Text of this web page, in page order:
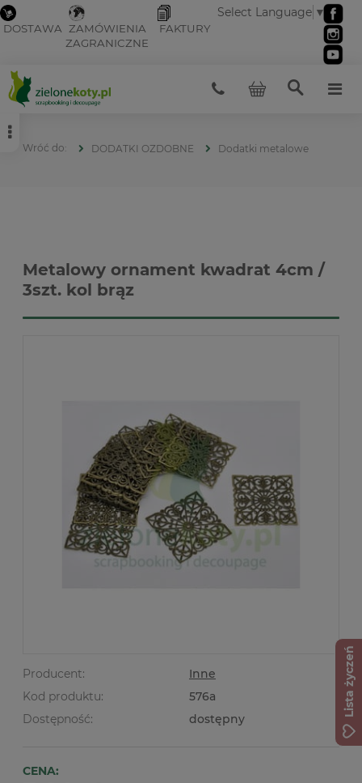
DOSTAWA ZAMÓWIENIA
ZAGRANICZNE
FAKTURY
Select Language ▼
DODATKI OZDOBNE Dodatki metalowe
Metalowy ornament kwadrat 4cm /
3szt. kol brąz
Producent:
Inne
Kod produktu:
576a
Dostępność:
dostępny
CENA:
Lista życzeń